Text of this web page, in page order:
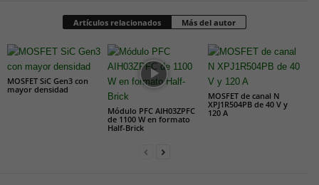
Artículos relacionados Más del autor
MOSFET SiC Gen3 con
mayor densidad
Módulo PFC AIH03ZPFC
de 1100 W en formato
Half-Brick
MOSFET de canal N
XPJ1R504PB de 40 V y
120 A